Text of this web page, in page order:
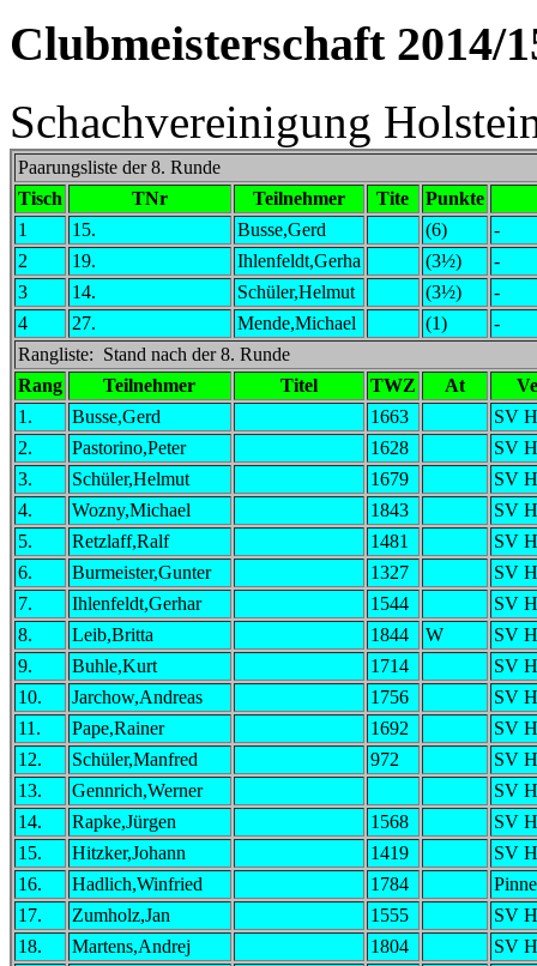
Clubmeisterschaft 2014/
Schachvereinigung
Paarungsliste der 8. Runde
Tisch
TNr Teilnehmer Tite
Punkte
1
15. Busse,Gerd (6)
-
2
19. Ihlenfeldt,Gerha (3½)
-
3
14. Schüler,Helmut (3½)
-
4
27. Mende,Michael (1)
-
Rangliste: Stand nach der 8. Runde
Rang
Teilnehmer Titel TWZ At
1.
Busse,Gerd 1663
SV
2.
Pastorino,Peter 1628
SV
3.
Schüler,Helmut 1679
SV
4.
Wozny,Michael 1843
SV
5.
Retzlaff,Ralf 1481
SV
6.
Burmeister,Gunter 1327
SV
7.
Ihlenfeldt,Gerhar 1544
SV
8.
Leib,Britta 1844 W
SV
9.
Buhle,Kurt 1714
SV
10.
Jarchow,Andreas 1756
SV
11.
Pape,Rainer 1692
SV
12.
Schüler,Manfred 972
SV
13.
Gennrich,Werner
SV
14.
Rapke,Jürgen 1568
SV
15.
Hitzker,Johann 1419
SV
16.
Hadlich,Winfried 1784
17.
Zumholz,Jan 1555
SV
18.
Martens,Andrej 1804 SV